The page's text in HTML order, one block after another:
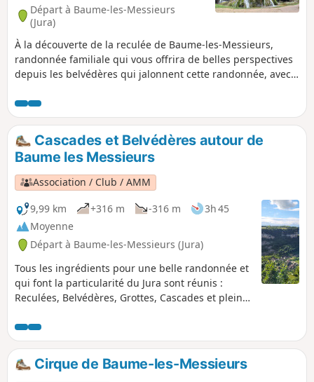
Départ à Baume-les-Messieurs
(Jura)
À la découverte de la reculée de Baume-les-Messieurs,
randonnée familiale qui vous offrira de belles perspectives
depuis les belvédères qui jalonnent cette randonnée, avec
Baume. À voir également, la cascade des Tuffes.
Cascades et Belvédères autour de
Baume les Messieurs
Association / Club / AMM
9,99 km
+316 m -316 m
3h 45
Moyenne
Départ à Baume-les-Messieurs (Jura)
Tous les ingrédients pour une belle randonnée et
qui font la particularité du Jura sont réunis :
Reculées, Belvédères, Grottes, Cascades et pleine
Cirque de Baume-les-Messieurs